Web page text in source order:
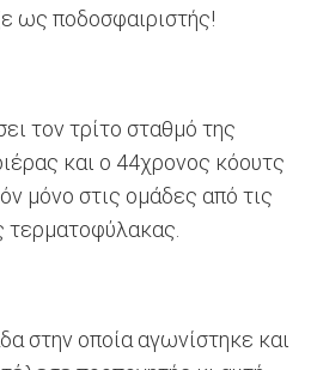
ως ποδοσφαιριστής!
τον τρίτο σταθμό της
και ο 44χρονος κόουτς
μόνο στις ομάδες από τις
τερματοφύλακας.
στην οποία αγωνίστηκε και